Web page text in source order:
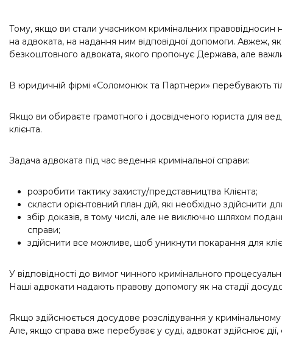
Інтелектуальна власність
Тому, якщо ви стали учасником кримінальних
на адвоката, на надання ним відповідної допомоги. Авжеж,
безкоштовного адвоката, якого пропонує Держава, але
В юридичній фірмі «Соломонюк та Партнери» перебувають
Якщо ви обираєте грамотного і досвідченого юриста для
клієнта.
Задача адвоката під час ведення кримінальної справи:
розробити тактику захисту/представництва Клієнта;
скласти орієнтовний план дій, які необхідно здійснити
збір доказів, в тому числі, але не виключно шляхом
справи;
здійснити все можливе, щоб уникнути покарання для
У відповідності до вимог чинного кримінального
Наші адвокати надають правову допомогу як на стадії
Якщо здійснюється досудове розслідування у
Але, якщо справа вже перебуває у суді, адвокат здійснює